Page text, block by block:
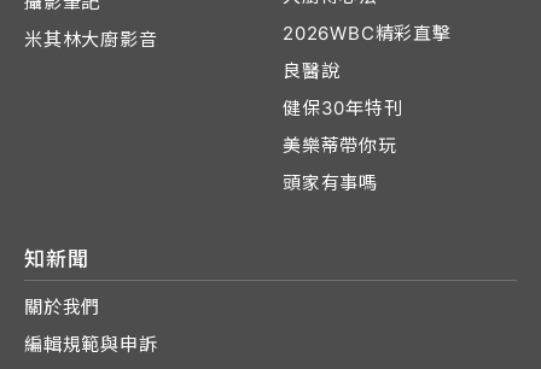
米其林大廚影音
2026WBC精彩直擊
良醫說
健保30年特刊
美樂蒂帶你玩
頭家有事嗎
知新聞
關於我們
編輯規範與申訴